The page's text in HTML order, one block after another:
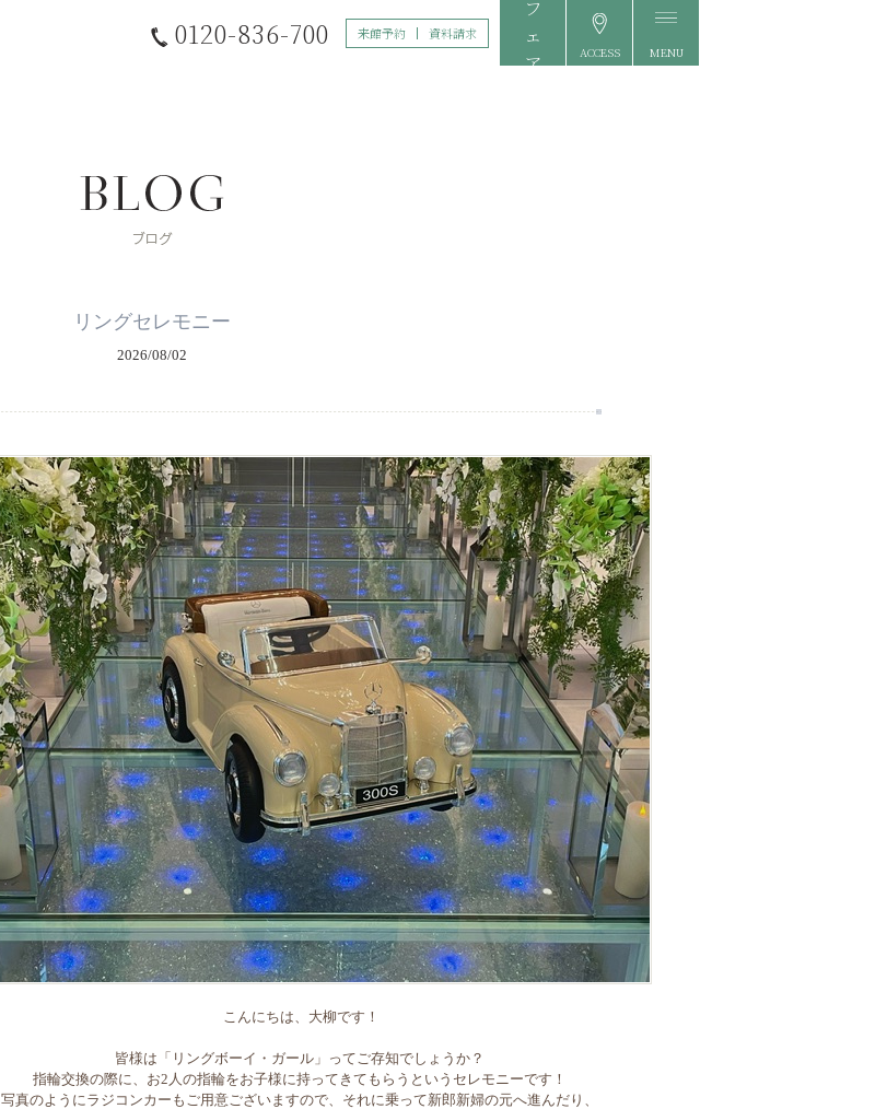
0120-836-700 来館予約 資料請求
ACCESS MENU
リングセレモニー
2026/08/02
こんにちは、大柳です！
皆様は「リングボーイ・ガール」ってご存知でしょうか？
指輪交換の際に、お2人の指輪をお子様に持ってきてもらうというセレモニーです！
写真のようにラジコンカーもご用意ございますので、それに乗って新郎新婦の元へ進んだり、